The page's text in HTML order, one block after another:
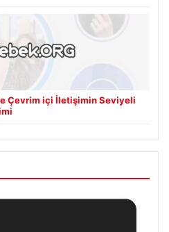
Çevrim içi İletişimin Seviyeli